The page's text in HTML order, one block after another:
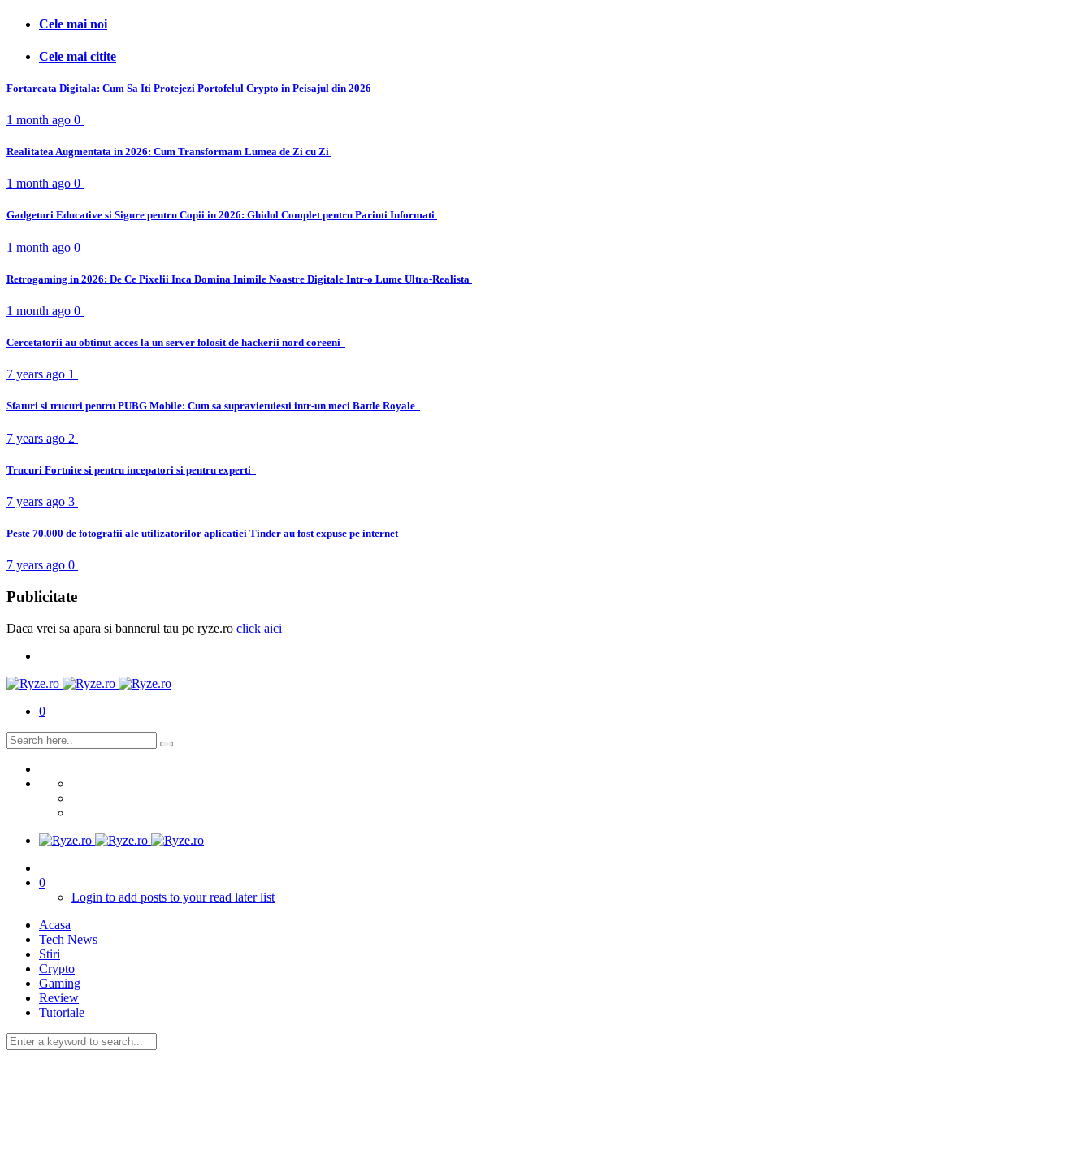
Cele mai noi
Cele mai citite
Fortareata Digitala: Cum Sa Iti Protejezi Portofelul Crypto in Peisajul din 2026
1 month ago 0
Realitatea Augmentata in 2026: Cum Transformam Lumea de Zi cu Zi
1 month ago 0
Gadgeturi Educative si Sigure pentru Copii in 2026: Ghidul Complet pentru Parinti Informati
1 month ago 0
Retrogaming in 2026: De Ce Pixelii Inca Domina Inimile Noastre Digitale Intr-o Lume Ultra-Realista
1 month ago 0
Cercetatorii au obtinut acces la un server folosit de hackerii nord coreeni
7 years ago 1
Sfaturi si trucuri pentru PUBG Mobile: Cum sa supravietuiesti intr-un meci Battle Royale
7 years ago 2
Trucuri Fortnite si pentru incepatori si pentru experti
7 years ago 3
Peste 70.000 de fotografii ale utilizatorilor aplicatiei Tinder au fost expuse pe internet
7 years ago 0
Publicitate
Daca vrei sa apara si bannerul tau pe ryze.ro click aici
0
0
Login to add posts to your read later list
Acasa
Tech News
Stiri
Crypto
Gaming
Review
Tutoriale